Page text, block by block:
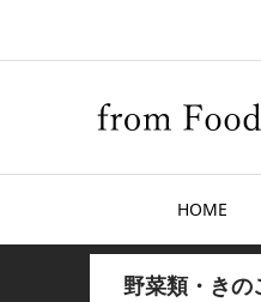
HOME
野菜類・きの